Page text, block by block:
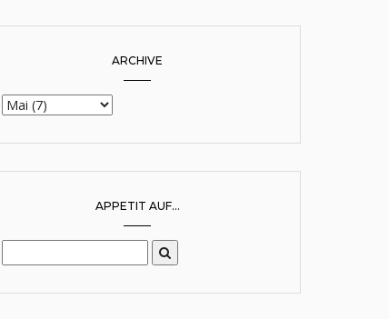
ARCHIVE
APPETIT AUF...